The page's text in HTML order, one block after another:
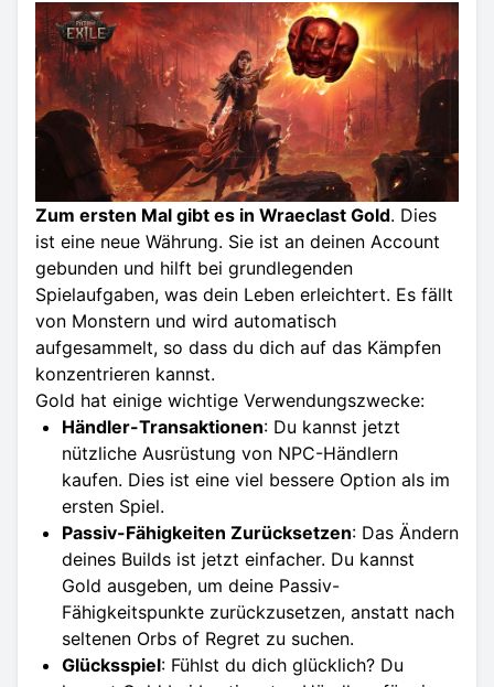
Zum ersten Mal gibt es in Wraeclast Gold. Dies
ist eine neue Währung. Sie ist an deinen Account
gebunden und hilft bei grundlegenden
Spielaufgaben, was dein Leben erleichtert. Es fällt
von Monstern und wird automatisch
aufgesammelt, so dass du dich auf das Kämpfen
konzentrieren kannst.
Gold hat einige wichtige Verwendungszwecke:
Händler-Transaktionen: Du kannst jetzt
nützliche Ausrüstung von NPC-Händlern
kaufen. Dies ist eine viel bessere Option als im
ersten Spiel.
Passiv-Fähigkeiten Zurücksetzen: Das Ändern
deines Builds ist jetzt einfacher. Du kannst
Gold ausgeben, um deine Passiv-
Fähigkeitspunkte zurückzusetzen, anstatt nach
seltenen Orbs of Regret zu suchen.
Glücksspiel: Fühlst du dich glücklich? Du